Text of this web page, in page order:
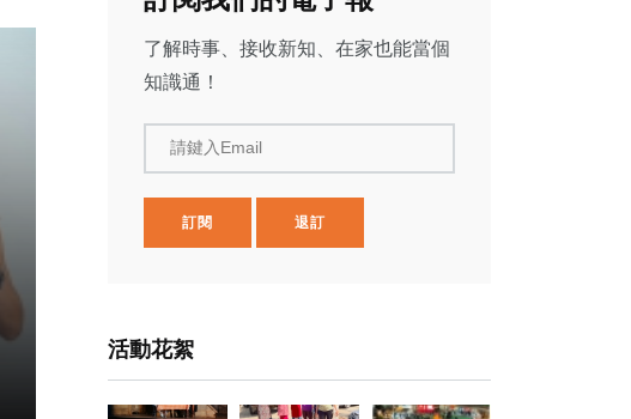
了解時事、接收新知、在家也能當個
知識通！
請鍵入Email
訂閱 退訂
活動花絮